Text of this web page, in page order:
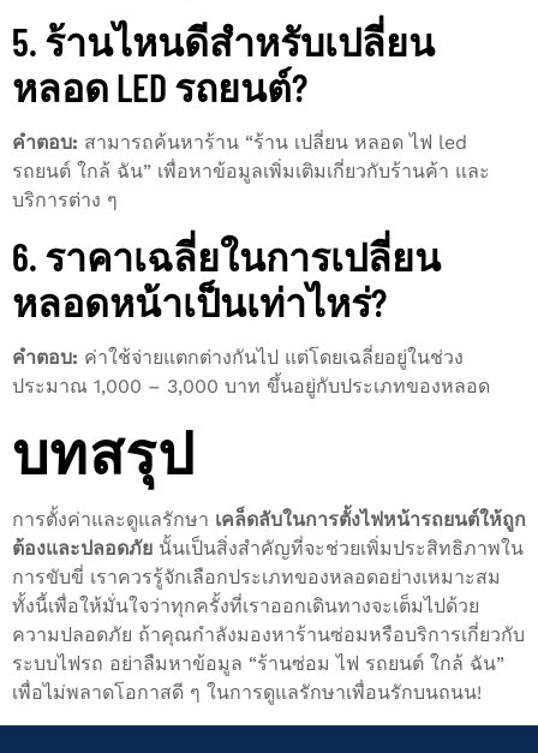
5. ร้านไหนดีสำหรับเปลี่ยน
หลอด LED รถยนต์?
คำตอบ: สามารถค้นหาร้าน “ร้าน เปลี่ยน หลอด ไฟ led
รถยนต์ ใกล้ ฉัน” เพื่อหาข้อมูลเพิ่มเติมเกี่ยวกับร้านค้า และ
บริการต่าง ๆ
6. ราคาเฉลี่ยในการเปลี่ยน
หลอดหน้าเป็นเท่าไหร่?
คำตอบ: ค่าใช้จ่ายแตกต่างกันไป แต่โดยเฉลี่ยอยู่ในช่วง
ประมาณ 1,000 – 3,000 บาท ขึ้นอยู่กับประเภทของหลอด
บทสรุป
การตั้งค่าและดูแลรักษา เคล็ดลับในการตั้งไฟหน้ารถยนต์ให้ถูก
ต้องและปลอดภัย นั้นเป็นสิ่งสำคัญที่จะช่วยเพิ่มประสิทธิภาพใน
การขับขี่ เราควรรู้จักเลือกประเภทของหลอดอย่างเหมาะสม
ทั้งนี้เพื่อให้มั่นใจว่าทุกครั้งที่เราออกเดินทางจะเต็มไปด้วย
ความปลอดภัย ถ้าคุณกำลังมองหาร้านซ่อมหรือบริการเกี่ยวกับ
ระบบไฟรถ อย่าลืมหาข้อมูล “ร้านซ่อม ไฟ รถยนต์ ใกล้ ฉัน”
เพื่อไม่พลาดโอกาสดี ๆ ในการดูแลรักษาเพื่อนรักบนถนน!